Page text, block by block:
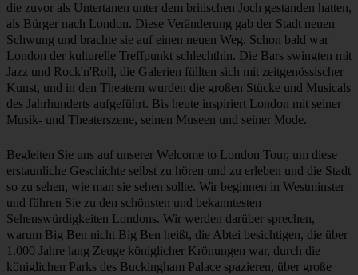
die zuvor als Untertanen unter dem britischen Joch gestanden hatten,
als Bürger nach London. Diese Veränderung gab der Stadt neuen
Schwung und brachte sie auf einen neuen Weg. Schon bald war
London der kulturelle Treffpunkt schlechthin. Die Bars swingten mit
Jazz und Rock'n'Roll, die Galerien füllten sich mit zeitgenössischer
Kunst, und in den Theatern wurden die großen Stücke und Musicals
des Jahrhunderts aufgeführt. Bis heute inspiriert London mit seiner
Musik- und Theaterszene, seinen Museen und seiner Mode.
Begleiten Sie uns auf unserer Welcome to London Tour, um diese
erstaunliche Geschichte selbst zu hören und zu erleben und die Stadt
so zu sehen, wie man sie sehen sollte. Wir beginnen in Westminster
und führen Sie zu den schönsten und bekanntesten
Sehenswürdigkeiten Londons. Wir werden darüber sprechen,
warum Big Ben nicht Big Ben heißt, die Abtei besichtigen, die über
1.000 Jahre lang Zeuge königlicher Krönungen war, durch die
königlichen Parks des Buckingham Palace spazieren, über große